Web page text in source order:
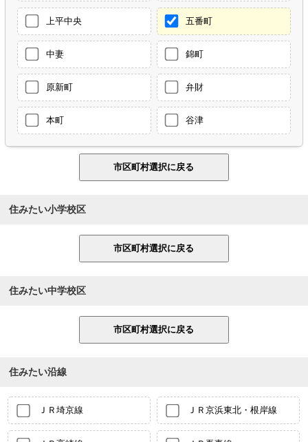
上平中央 五番町
中妻 錦町
原新町 弁財
本町 谷津
住みたい小学校区
住みたい中学校区
住みたい沿線
ＪＲ埼京線 ＪＲ京浜東北・根岸線